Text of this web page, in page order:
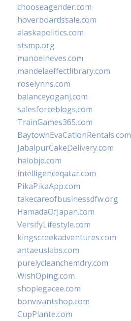
chooseagender.com
hoverboardssale.com
alaskapolitics.com
stsmp.org
manoelneves.com
mandelaeffectlibrary.com
roselynns.com
balanceyoganj.com
salesforceblogs.com
TrainGames365.com
BaytownEvaCationRentals.com
JabalpurCakeDelivery.com
halobjd.com
intelligenceqatar.com
PikaPikaApp.com
takecareofbusinessdfw.org
HamadaOfJapan.com
VersifyLifestyle.com
kingscreekadventures.com
antaeuslabs.com
purelycleanchemdry.com
WishOping.com
shoplegacee.com
bonvivantshop.com
CupPlante.com